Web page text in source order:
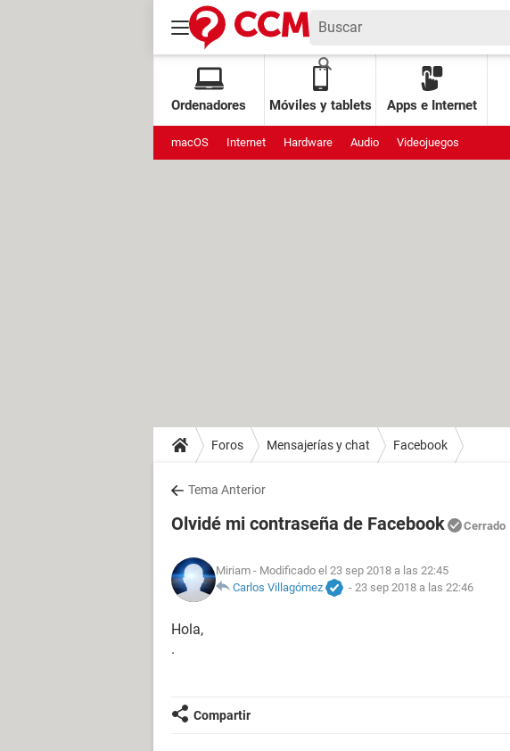
Ordenadores Móviles y tablets Apps e Internet
macOS Internet Hardware Audio Videojuegos
Foros Mensajerías y chat Facebook
Tema Anterior
Olvidé mi contraseña de Facebook Cerrado
Miriam - Modificado el 23 sep 2018 a las 22:45
Carlos Villagómez
- 23 sep 2018 a las 22:46
Hola,
.
Compartir